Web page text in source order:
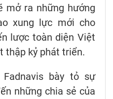
mở ra những hướng
xung lực mới cho
lược toàn diện Việt
thập kỷ phát triển.
Fadnavis bày tỏ sự
những chia sẻ của